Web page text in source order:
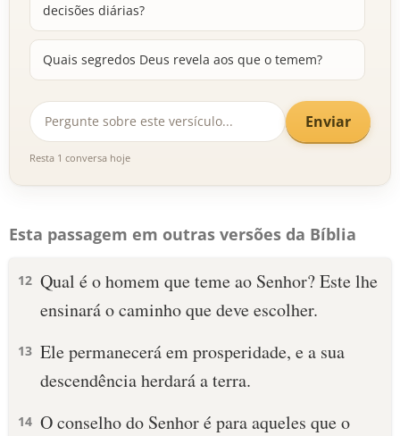
decisões diárias?
Quais segredos Deus revela aos que o temem?
Enviar
Resta 1 conversa hoje
Esta passagem em outras versões da Bíblia
12 Qual é o homem que teme ao Senhor? Este lhe
ensinará o caminho que deve escolher.
13 Ele permanecerá em prosperidade, e a sua
descendência herdará a terra.
14 O conselho do Senhor é para aqueles que o